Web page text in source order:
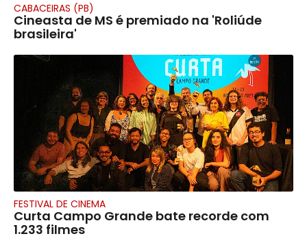
CABACEIRAS (PB)
Cineasta de MS é premiado na 'Roliúde
brasileira'
FESTIVAL DE CINEMA
Curta Campo Grande bate recorde com
1.233 filmes